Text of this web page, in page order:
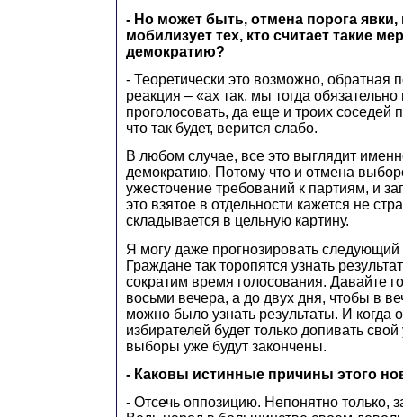
- Но может быть, отмена порога явки,
мобилизует тех, кто считает такие
демократию?
- Теоретически это возможно, обратная
реакция – «ах так, мы тогда
проголосовать, да еще и троих соседей
что так будет, верится слабо.
В любом случае, все это выглядит
демократию. Потому что и отмена
ужесточение требований к партиям, и
это взятое в отдельности кажется не
складывается в цельную картину.
Я могу даже прогнозировать следующий
Граждане так торопятся узнать
сократим время голосования. Давайте
восьми вечера, а до двух дня, чтобы в
можно было узнать результаты. И когда
избирателей будет только допивать
выборы уже будут закончены.
- Каковы истинные причины этого
- Отсечь оппозицию. Непонятно только,